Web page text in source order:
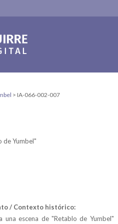
> IA-066-002-007
de Yumbel"
/ Contexto histórico:
una escena de "Retablo de Yumbel"